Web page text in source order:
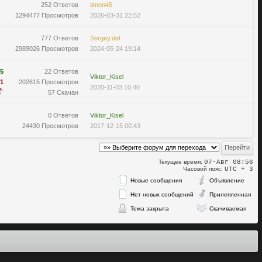
252 Ответов
1294477 Просмотров
timon45
2026-03-31 22:52
777 Ответов
2989026 Просмотров
Sergey.del
2024-05-24 19:14
5
1
22 Ответов
202615 Просмотров
57 Скачан
Viktor_Kisel
2020-11-03 10:40
0 Ответов
24430 Просмотров
Viktor_Kisel
2017-12-15 00:43
Текущее время: 07-Авг 08:56
Часовой пояс: UTC + 3
Новые сообщения Объявление
Нет новых сообщений Прилепленная
Тема закрыта Скачиваемая